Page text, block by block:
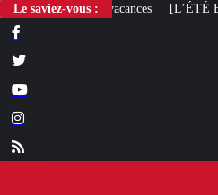
Le saviez-vous :
[L’ÉTÉ BV] « La gauche organise